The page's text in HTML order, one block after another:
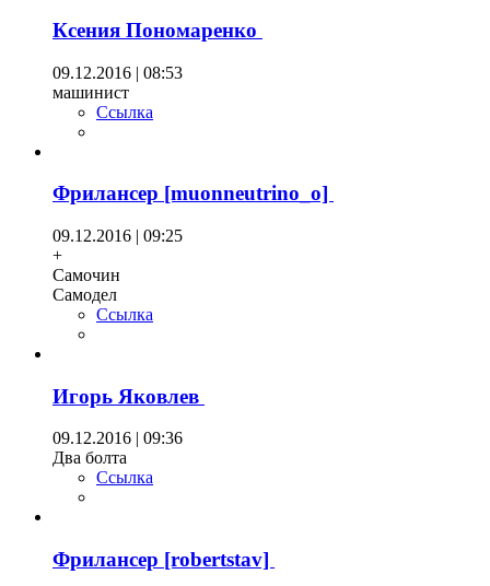
Ксения Пономаренко
09.12.2016 | 08:53
машинист
Ссылка
Фрилансер [muonneutrino_o]
09.12.2016 | 09:25
+
Самочин
Самодел
Ссылка
Игорь Яковлев
09.12.2016 | 09:36
Два болта
Ссылка
Фрилансер [robertstav]